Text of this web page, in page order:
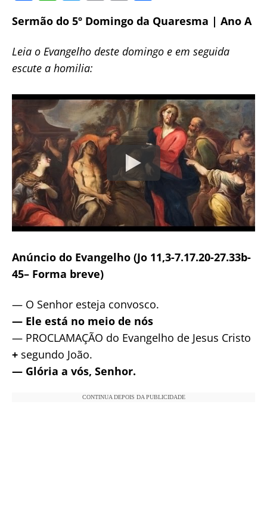
a
c
e
b
o
k
h
at
s
A
p
itt
er
m
ai
l
p
y
k
ar
e
Sermão do 5º Domingo da Quaresma | Ano A
Leia o Evangelho deste domingo e em seguida
escute a homilia:
Anúncio do Evangelho (Jo 11,3-7.17.20-27.33b-
45– Forma breve)
— O Senhor esteja convosco.
— Ele está no meio de nós
— PROCLAMAÇÃO do Evangelho de Jesus Cristo
+ segundo João.
— Glória a vós, Senhor.
CONTINUA DEPOIS DA PUBLICIDADE